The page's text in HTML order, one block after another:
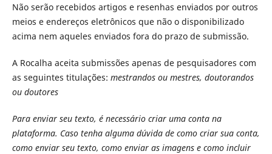
Não serão recebidos artigos e resenhas enviados por outros
meios e endereços eletrônicos que não o disponibilizado
acima nem aqueles enviados fora do prazo de submissão.
A Rocalha aceita submissões apenas de pesquisadores com
as seguintes titulações: mestrandos ou mestres, doutorandos
ou doutores
Para enviar seu texto, é necessário criar uma conta na
plataforma. Caso tenha alguma dúvida de como criar sua conta,
como enviar seu texto, como enviar as imagens e como incluir